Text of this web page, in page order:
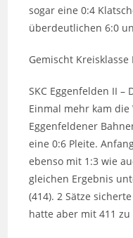
sogar eine 0:4
überdeutlichen 6:0
Gemischt Kreisklasse
SKC Eggenfelden II –
Einmal mehr kam
Eggenfeldener
eine 0:6 Pleite.
ebenso mit 1:3 wie
gleichen Ergebnis
(414). 2 Sätze
hatte aber mit 411 zu